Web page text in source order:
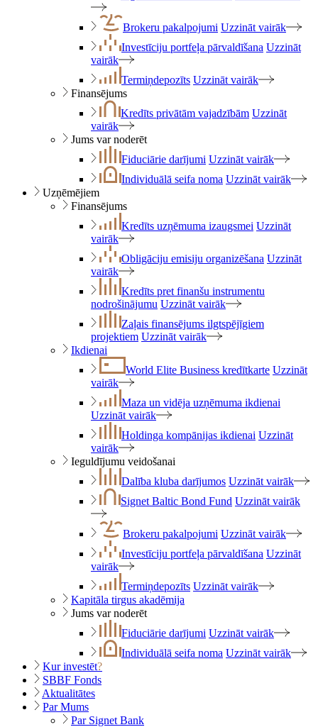
Brokeru pakalpojumi Uzzināt vairāk
Investīciju portfeļa pārvaldīšana Uzzināt
vairāk
Termiņdepozīts Uzzināt vairāk
Finansējums
Kredīts privātām vajadzībām Uzzināt
vairāk
Jums var noderēt
Fiduciārie darījumi Uzzināt vairāk
Individuālā seifa noma Uzzināt vairāk
Uzņēmējiem
Finansējums
Kredīts uzņēmuma izaugsmei Uzzināt
vairāk
Obligāciju emisiju organizēšana Uzzināt
vairāk
Kredīts pret finanšu instrumentu
nodrošinājumu Uzzināt vairāk
Zaļais finansējums ilgtspējīgiem
projektiem Uzzināt vairāk
Ikdienai
World Elite Business kredītkarte Uzzināt
vairāk
Maza un vidēja uzņēmuma ikdienai
Uzzināt vairāk
Holdinga kompānijas ikdienai Uzzināt
vairāk
Ieguldījumu veidošanai
Dalība kluba darījumos Uzzināt vairāk
Signet Baltic Bond Fund Uzzināt vairāk
Brokeru pakalpojumi Uzzināt vairāk
Investīciju portfeļa pārvaldīšana Uzzināt
vairāk
Termiņdepozīts Uzzināt vairāk
Kapitāla tirgus akadēmija
Jums var noderēt
Fiduciārie darījumi Uzzināt vairāk
Individuālā seifa noma Uzzināt vairāk
Kur investēt?
SBBF Fonds
Aktualitātes
Par Mums
Par Signet Bank